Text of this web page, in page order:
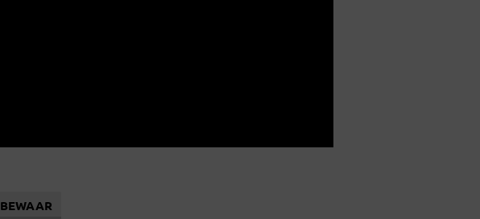
BEWAAR